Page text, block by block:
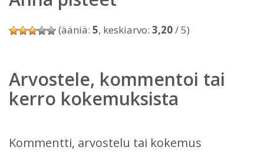
(ääniä: 5, keskiarvo: 3,20/ 5)
Arvostele, kommentoi tai
kerro kokemuksista
Kommentti, arvostelu tai kokemus